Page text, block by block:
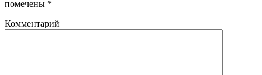
помечены *
Комментарий